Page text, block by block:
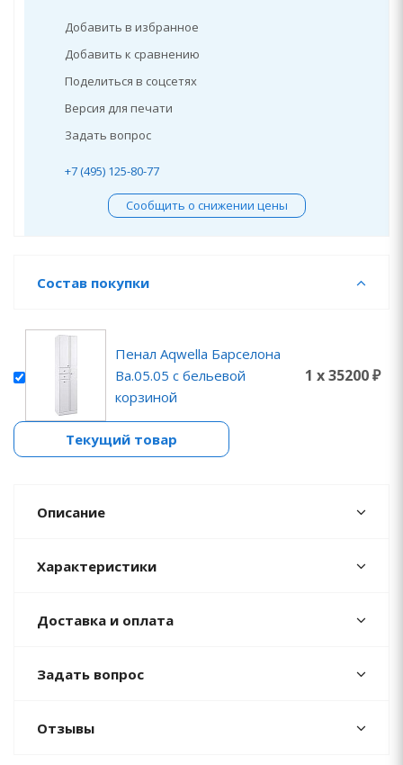
Добавить в избранное
Добавить к сравнению
Поделиться в соцсетях
Версия для печати
Задать вопрос
+7 (495) 125-80-77
Сообщить о снижении цены
Состав покупки
Пенал Aqwella Барселона
Ba.05.05 с бельевой
корзиной
1 x 35200 ₽
Текущий товар
Описание
Характеристики
Доставка и оплата
Задать вопрос
Отзывы